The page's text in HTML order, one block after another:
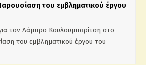
του εμβληματικού έργου
τον Λάμπρο Κουλουμπαρίτση στο
του εμβληματικού έργου του